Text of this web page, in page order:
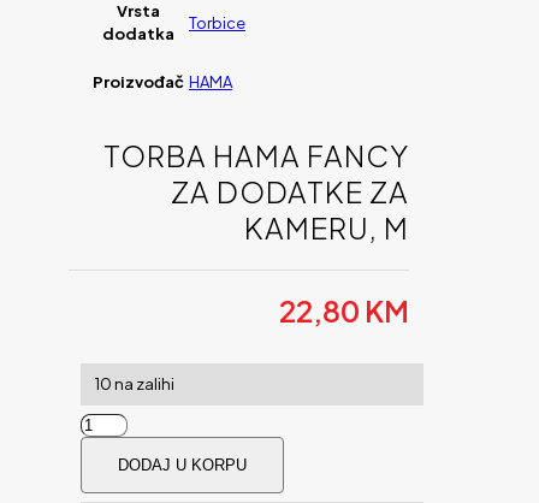
Vrsta
dodatka
Torbice
Proizvođač HAMA
TORBA HAMA FANCY
ZA DODATKE ZA
KAMERU, M
22,80 KM
10 na zalihi
TORBA
HAMA
FANCY
ZA
DODAJ U KORPU